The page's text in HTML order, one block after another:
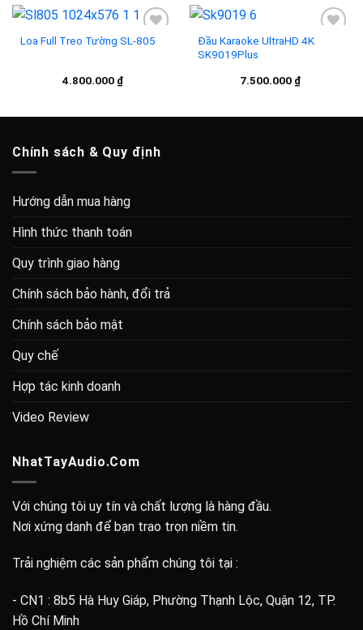
Loa Full Treo Tường SL-805
4.800.000 ₫
Đầu Karaoke UltraHD 4K
SK9019Plus
7.500.000 ₫
Chính sách & Quy định
Hướng dẫn mua hàng
Hình thức thanh toán
Quy trình giao hàng
Chính sách bảo hành, đổi trả
Chính sách bảo mật
Quy chế
Hợp tác kinh doanh
Video Review
NhatTayAudio.Com
Với chúng tôi uy tín và chất lượng là hàng đầu.
Nơi xứng danh để bạn trao trọn niềm tin.
Trải nghiệm các sản phẩm chúng tôi tại :
- CN1 : 8b5 Hà Huy Giáp, Phường Thạnh Lộc, Quận 12, TP.
Hồ Chí Minh